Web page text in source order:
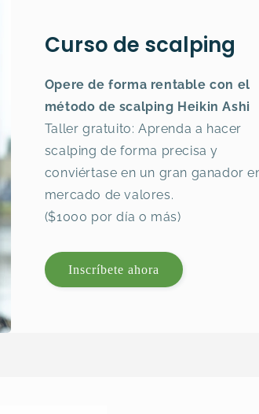
g
e
Curso de scalping
Opere de forma rentable con el
método de scalping Heikin Ashi
Taller gratuito: Aprenda a hacer
scalping de forma precisa y
conviértase en un gran ganador
mercado de valores.
($1000 por día o más)
Inscríbete ahora